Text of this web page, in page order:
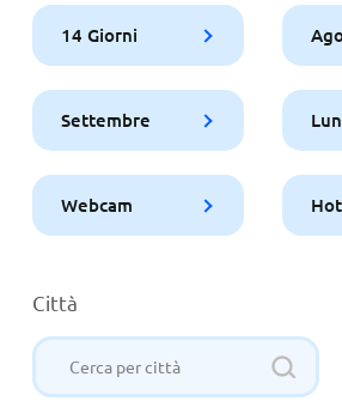
14 Giorni
Settembre
Webcam
Città